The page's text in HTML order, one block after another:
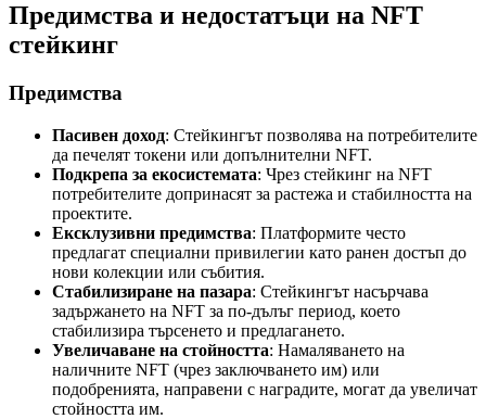
Предимства и недостатъци на NFT
стейкинг
Предимства
Пасивен доход: Стейкингът позволява на потребителите
да печелят токени или допълнителни NFT.
Подкрепа за екосистемата: Чрез стейкинг на NFT
потребителите допринасят за растежа и стабилността на
проектите.
Ексклузивни предимства: Платформите често
предлагат специални привилегии като ранен достъп до
нови колекции или събития.
Стабилизиране на пазара: Стейкингът насърчава
задържането на NFT за по-дълъг период, което
стабилизира търсенето и предлагането.
Увеличаване на стойността: Намаляването на
наличните NFT (чрез заключването им) или
подобренията, направени с наградите, могат да увеличат
стойността им.